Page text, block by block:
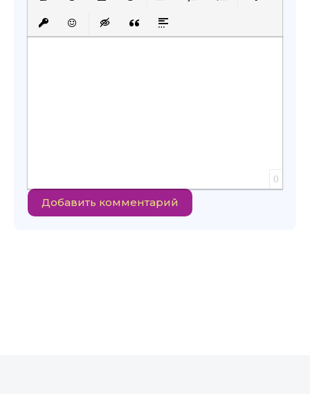
Подчеркнутый
Вставить защищенную ссылку
Вставить смайлик
Вставка скрытого текста
Вставка цитаты
Вставка спойлера
0
Добавить комментарий